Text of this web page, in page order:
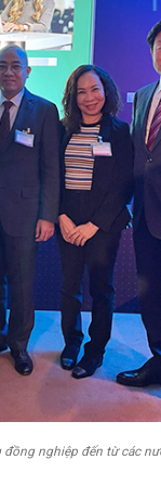
nghiệp đến từ các